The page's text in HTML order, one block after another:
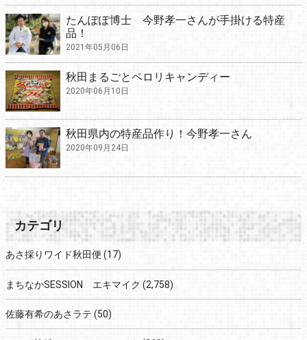
たんぽぽ博士 今野孝一さんが手掛ける特産
品！
2021年05月06日
秋田まるごとペロリキャンディー
2020年06月10日
秋田県内の特産品作り！今野孝一さん
2020年09月24日
カテゴリ
あさ採りワイド秋田便 (17)
まちなかSESSION エキマイク (2,758)
佐藤有希のあさラテ (50)